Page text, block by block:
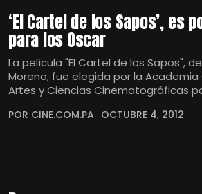
‘El Cartel de los Sapos’, es
para los Oscar
La película "El Cartel de los Sapos",
Moreno, fue elegida por la
Artes y Ciencias Cinematográficas
POR CINE.COM.PA OCTUBRE 4, 2012